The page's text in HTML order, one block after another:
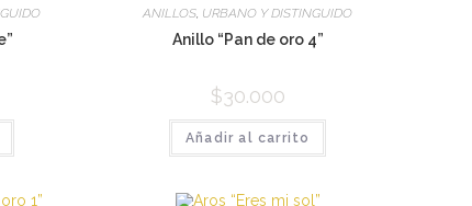
ANILLOS, URBANO Y DISTINGUIDO
Anillo “Pan de oro 4”
$30.000
Añadir al carrito